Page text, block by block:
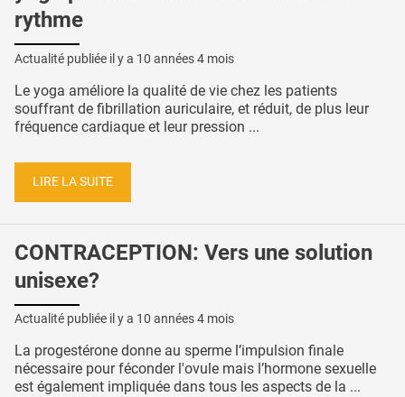
rythme
Actualité publiée il y a 10 années 4 mois
Le yoga améliore la qualité de vie chez les patients
souffrant de fibrillation auriculaire, et réduit, de plus leur
fréquence cardiaque et leur pression ...
LIRE LA SUITE
CONTRACEPTION: Vers une solution
unisexe?
Actualité publiée il y a 10 années 4 mois
La progestérone donne au sperme l’impulsion finale
nécessaire pour féconder l'ovule mais l’hormone sexuelle
est également impliquée dans tous les aspects de la ...